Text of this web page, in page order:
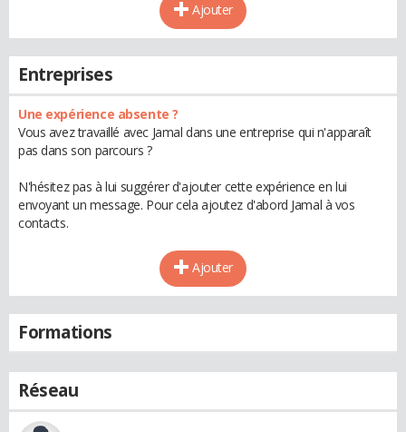
Ajouter
Entreprises
Une expérience absente ?
Vous avez travaillé avec Jamal dans une entreprise qui n'apparaît
pas dans son parcours ?
N'hésitez pas à lui suggérer d'ajouter cette expérience en lui
envoyant un message. Pour cela ajoutez d'abord Jamal à vos
contacts.
Ajouter
Formations
Réseau